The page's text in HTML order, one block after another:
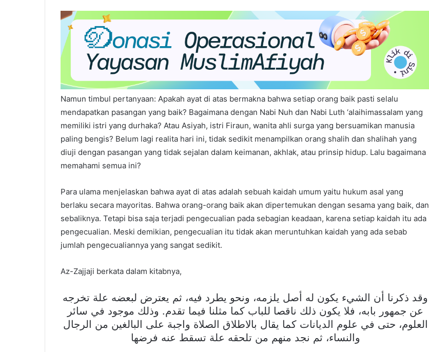
Namun timbul pertanyaan: Apakah ayat di atas bermakna bahwa setiap orang baik pasti selalu
mendapatkan pasangan yang baik? Bagaimana dengan Nabi Nuh dan Nabi Luth ‘alaihimassalam yang
memiliki istri yang durhaka? Atau Asiyah, istri Firaun, wanita ahli surga yang bersuamikan manusia
paling bengis? Belum lagi realita hari ini, tidak sedikit menampilkan orang shalih dan shalihah yang
diuji dengan pasangan yang tidak sejalan dalam keimanan, akhlak, atau prinsip hidup. Lalu bagaimana
memahami semua ini?
Para ulama menjelaskan bahwa ayat di atas adalah sebuah kaidah umum yaitu hukum asal yang
berlaku secara mayoritas. Bahwa orang-orang baik akan dipertemukan dengan sesama yang baik, dan
sebaliknya. Tetapi bisa saja terjadi pengecualian pada sebagian keadaan, karena setiap kaidah itu ada
pengecualian. Meski demikian, pengecualian itu tidak akan meruntuhkan kaidah yang ada sebab
jumlah pengecualiannya yang sangat sedikit.
Az-Zajjaji berkata dalam kitabnya,
وقد ذكرنا أن الشيء يكون له أصل يلزمه، ونحو يطرد فيه، ثم يعترض لبعضه علة تخرجه
عن جمهور بابه، فلا يكون ذلك ناقصا للباب كما مثلنا فيما تقدم. وذلك موجود في سائر
العلوم، حتى في علوم الديانات كما يقال بالاطلاق الصلاة واجبة على البالغين من الرجال
والنساء، ثم نجد منهم من تلحقه علة تسقط عنه فرضها